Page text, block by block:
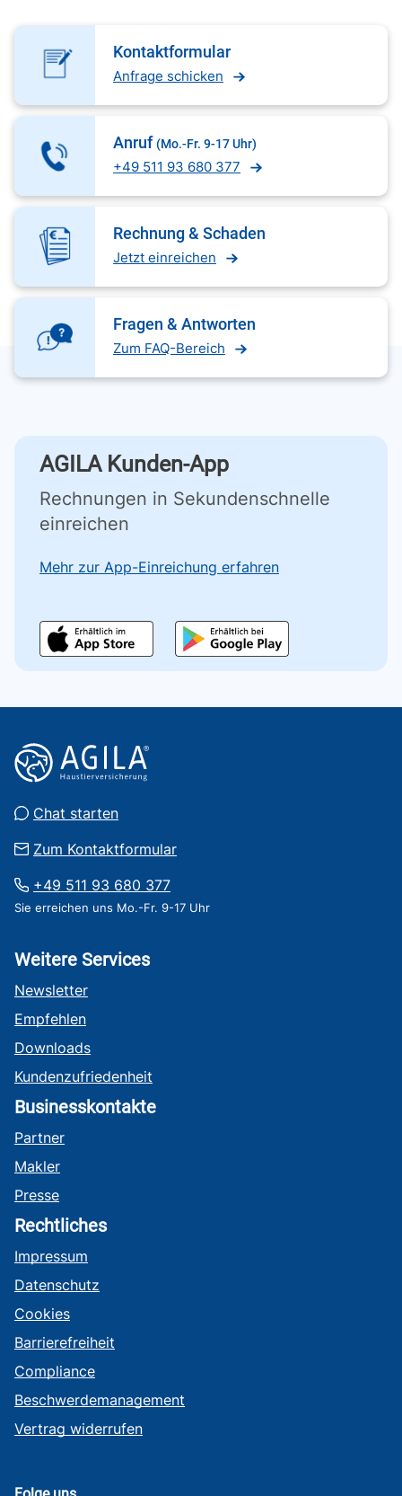
Kontaktformular
Anfrage schicken
Anruf (Mo.-Fr. 9-17 Uhr)
+49 511 93 680 377
Rechnung & Schaden
Jetzt einreichen
Fragen & Antworten
Zum FAQ-Bereich
AGILA Kunden-App
Rechnungen in Sekundenschnelle
einreichen
Mehr zur App-Einreichung erfahren